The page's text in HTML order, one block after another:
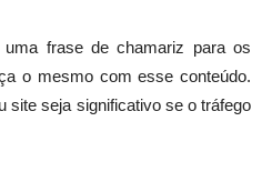
frase de chamariz para os
o mesmo com esse conteúdo.
site seja significativo se o tráfego